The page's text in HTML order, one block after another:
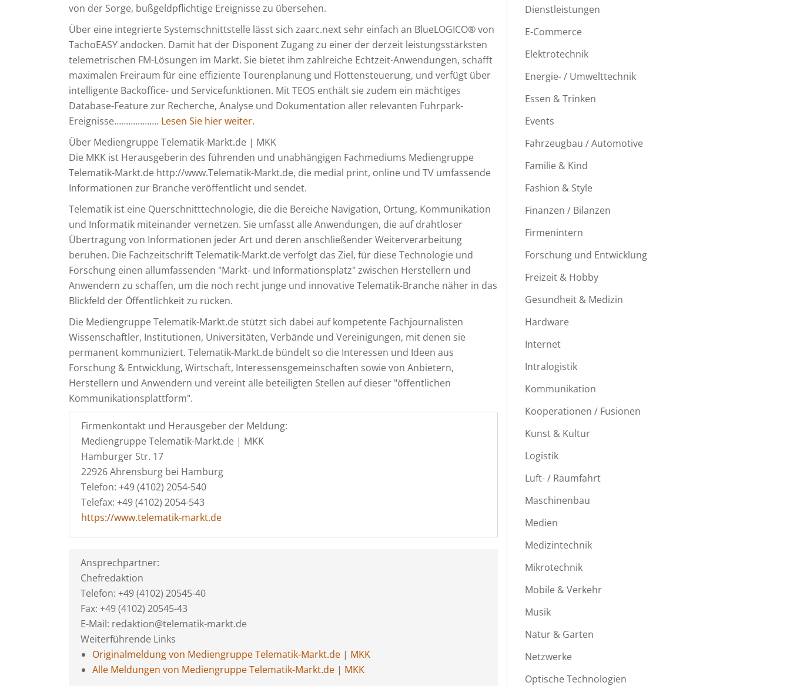
von der Sorge, bußgeldpflichtige Ereignisse zu übersehen.
Über eine integrierte Systemschnittstelle lässt sich zaarc.next sehr einfach an BlueLOGICO® von
TachoEASY andocken. Damit hat der Disponent Zugang zu einer der derzeit leistungsstärksten
telemetrischen FM-Lösungen im Markt. Sie bietet ihm zahlreiche Echtzeit-Anwendungen, schafft
maximalen Freiraum für eine effiziente Tourenplanung und Flottensteuerung, und verfügt über
intelligente Backoffice- und Servicefunktionen. Mit TEOS enthält sie zudem ein mächtiges
Database-Feature zur Recherche, Analyse und Dokumentation aller relevanten Fuhrpark-
Ereignisse………………. Lesen Sie hier weiter.
Über Mediengruppe Telematik-Markt.de | MKK
Die MKK ist Herausgeberin des führenden und unabhängigen Fachmediums Mediengruppe
Telematik-Markt.de http://www.Telematik-Markt.de, die medial print, online und TV umfassende
Informationen zur Branche veröffentlicht und sendet.
Telematik ist eine Querschnitttechnologie, die die Bereiche Navigation, Ortung, Kommunikation
und Informatik miteinander vernetzen. Sie umfasst alle Anwendungen, die auf drahtloser
Übertragung von Informationen jeder Art und deren anschließender Weiterverarbeitung
beruhen. Die Fachzeitschrift Telematik-Markt.de verfolgt das Ziel, für diese Technologie und
Forschung einen allumfassenden "Markt- und Informationsplatz" zwischen Herstellern und
Anwendern zu schaffen, um die noch recht junge und innovative Telematik-Branche näher in das
Blickfeld der Öffentlichkeit zu rücken.
Die Mediengruppe Telematik-Markt.de stützt sich dabei auf kompetente Fachjournalisten
Wissenschaftler, Institutionen, Universitäten, Verbände und Vereinigungen, mit denen sie
permanent kommuniziert. Telematik-Markt.de bündelt so die Interessen und Ideen aus
Forschung & Entwicklung, Wirtschaft, Interessensgemeinschaften sowie von Anbietern,
Herstellern und Anwendern und vereint alle beteiligten Stellen auf dieser "öffentlichen
Kommunikationsplattform".
Firmenkontakt und Herausgeber der Meldung:
Mediengruppe Telematik-Markt.de | MKK
Hamburger Str. 17
22926 Ahrensburg bei Hamburg
Telefon: +49 (4102) 2054-540
Telefax: +49 (4102) 2054-543
https://www.telematik-markt.de
Ansprechpartner:
Chefredaktion
Telefon: +49 (4102) 20545-40
Fax: +49 (4102) 20545-43
E-Mail: redaktion@telematik-markt.de
Weiterführende Links
Originalmeldung von Mediengruppe Telematik-Markt.de | MKK
Alle Meldungen von Mediengruppe Telematik-Markt.de | MKK
Dienstleistungen
E-Commerce
Elektrotechnik
Energie- / Umwelttechnik
Essen & Trinken
Events
Fahrzeugbau / Automotive
Familie & Kind
Fashion & Style
Finanzen / Bilanzen
Firmenintern
Forschung und Entwicklung
Freizeit & Hobby
Gesundheit & Medizin
Hardware
Internet
Intralogistik
Kommunikation
Kooperationen / Fusionen
Kunst & Kultur
Logistik
Luft- / Raumfahrt
Maschinenbau
Medien
Medizintechnik
Mikrotechnik
Mobile & Verkehr
Musik
Natur & Garten
Netzwerke
Optische Technologien